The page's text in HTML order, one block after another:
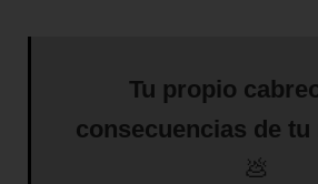
Tu propio
consecuencias de tu
💩